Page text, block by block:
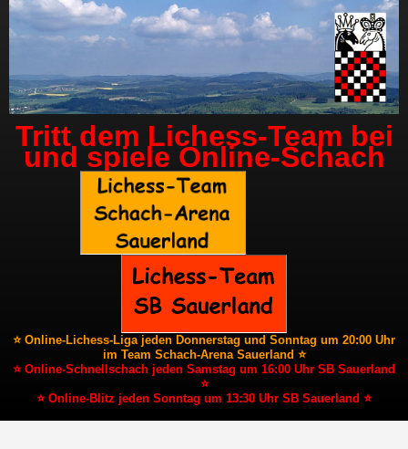
Tritt dem Lichess-Team bei
und spiele Online-Schach
⭐ Online-Lichess-Liga jeden Donnerstag und Sonntag um 20:00 Uhr
im Team Schach-Arena Sauerland ⭐
⭐ Online-Schnellschach jeden Samstag um 16:00 Uhr SB Sauerland
⭐
⭐ Online-Blitz jeden Sonntag um 13:30 Uhr SB Sauerland ⭐